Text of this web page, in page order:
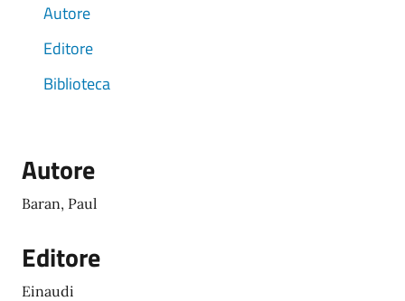
Autore
Editore
Biblioteca
Autore
Baran, Paul
Editore
Einaudi